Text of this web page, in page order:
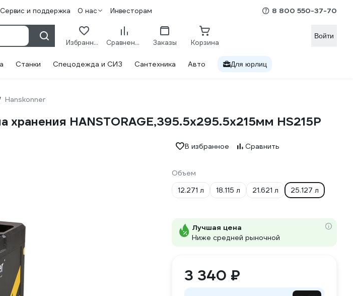
Сервис и поддержка О нас Инвесторам 8 800 550-37-70
Избранное Сравнение Заказы Корзина
Войти
Станки Спецодежда и СИЗ Сантехника Авто Для юрлиц
Hanskonner
HANSTORAGE,395.5x295.5x215мм HS215P
В избранное Сравнить
Объем
12.271 л
18.115 л 21.621 л 25.127 л
Лучшая цена
Ниже средней рыночной
3 340 ₽